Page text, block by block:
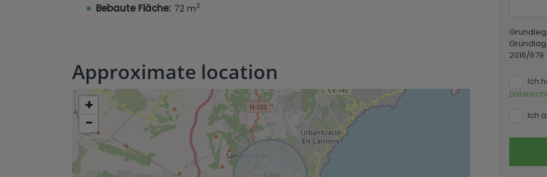
Bebaute Fläche: 72 m2
Approximate location
+
−
2016/679
Ich
Ich